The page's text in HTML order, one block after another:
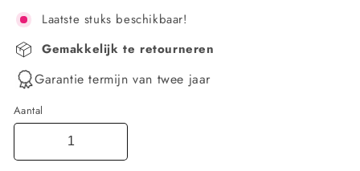
Laatste stuks beschikbaar!
Gemakkelijk te retourneren
Garantie termijn van twee jaar
Aantal